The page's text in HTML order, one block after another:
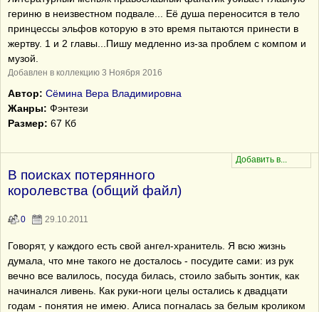
гериню в неизвестном подвале... Её душа переносится в тело
принцессы эльфов которую в это время пытаются принести в
жертву. 1 и 2 главы...Пишу медленно из-за проблем с компом и
музой.
Добавлен в коллекцию 3 Ноября 2016
Автор: Сёмина Вера Владимировна
Жанры: Фэнтези
Размер: 67 Кб
В поисках потерянного
королевства (общий файл)
0 29.10.2011
Говорят, у каждого есть свой ангел-хранитель. Я всю жизнь
думала, что мне такого не досталось - посудите сами: из рук
вечно все валилось, посуда билась, стоило забыть зонтик, как
начинался ливень. Как руки-ноги целы остались к двадцати
годам - понятия не имею. Алиса погналась за белым кроликом